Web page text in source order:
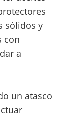
sólidos y
con
a
un atasco